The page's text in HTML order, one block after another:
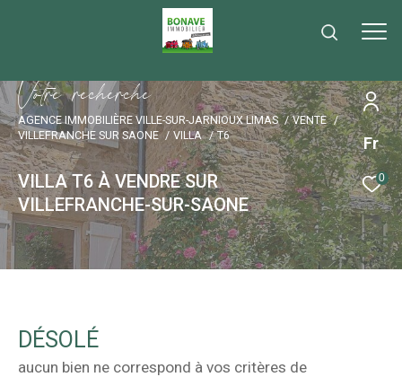
Fr
0
Votre recherche
AGENCE IMMOBILIÈRE VILLE-SUR-JARNIOUX LIMAS
VENTE
VILLEFRANCHE SUR SAONE
VILLA T6
VILLA T6 À VENDRE SUR
VILLEFRANCHE-SUR-SAONE
DÉSOLÉ
aucun bien ne correspond à vos critères de